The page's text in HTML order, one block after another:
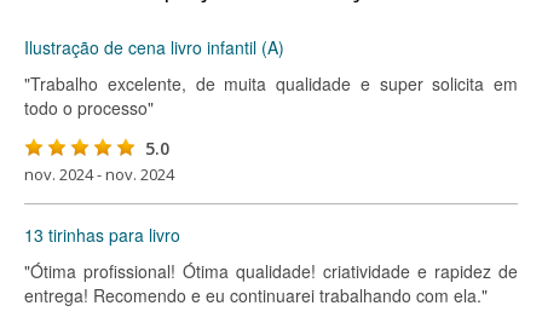
Ilustração de cena livro infantil (A)
"Trabalho excelente, de muita qualidade e super solicita em
todo o processo"
5.0
nov. 2024 - nov. 2024
13 tirinhas para livro
"Ótima profissional! Ótima qualidade! criatividade e rapidez de
entrega! Recomendo e eu continuarei trabalhando com ela."